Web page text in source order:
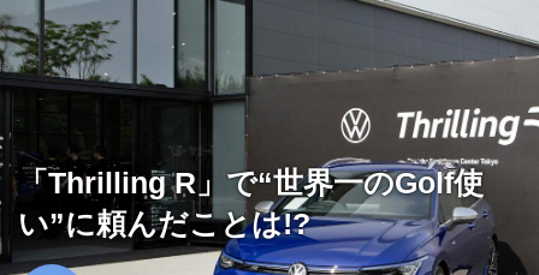
「Thrilling R」で“世界一のGolf使
い”に頼んだことは!?